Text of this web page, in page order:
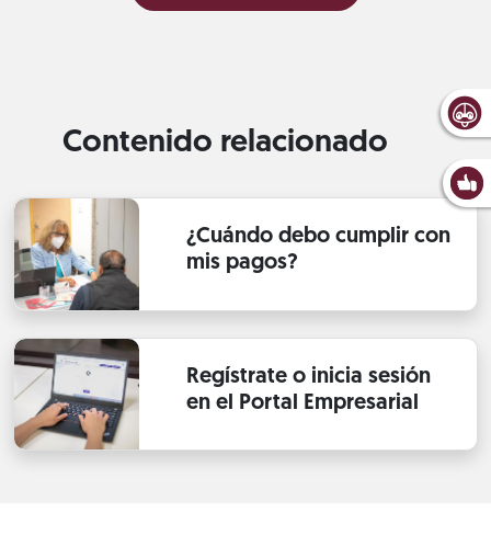
Contenido relacionado
¿Cuándo debo cumplir con
mis pagos?
Regístrate o inicia sesión
en el Portal Empresarial